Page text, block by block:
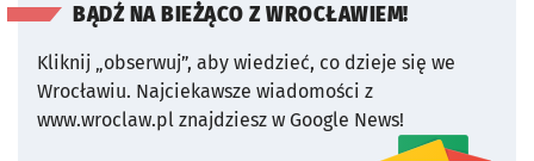
BĄDŹ NA BIEŻĄCO Z WROCŁAWIEM!
Kliknij „obserwuj”, aby wiedzieć, co dzieje się we
Wrocławiu. Najciekawsze wiadomości z
www.wroclaw.pl znajdziesz w Google News!